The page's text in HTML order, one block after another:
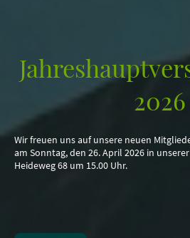
2026
Wir freuen uns auf unsere neuen
am Sonntag, den 26. April 2026 in
Heideweg 68 um 15.00 Uhr.